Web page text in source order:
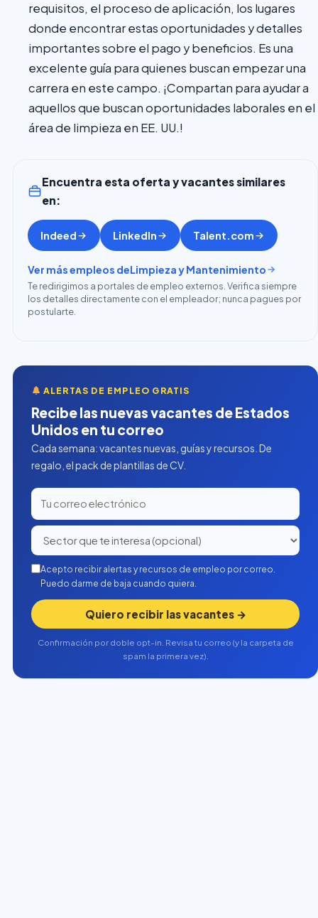
requisitos, el proceso de aplicación, los lugares
donde encontrar estas oportunidades y detalles
importantes sobre el pago y beneficios. Es una
excelente guía para quienes buscan empezar una
carrera en este campo. ¡Compartan para ayudar a
aquellos que buscan oportunidades laborales en el
área de limpieza en EE. UU.!
Encuentra esta oferta y vacantes similares
en:
Indeed LinkedIn Talent.com
Ver más empleos deLimpieza y Mantenimiento
Te redirigimos a portales de empleo externos. Verifica siempre
los detalles directamente con el empleador; nunca pagues por
postularte.
ALERTAS DE EMPLEO GRATIS
Recibe las nuevas vacantes de Estados
Unidos en tu correo
Cada semana: vacantes nuevas, guías y recursos. De
regalo, el pack de plantillas de CV.
Acepto recibir alertas y recursos de empleo por correo.
Puedo darme de baja cuando quiera.
Quiero recibir las vacantes →
Confirmación por doble opt-in. Revisa tu correo (y la carpeta de
spam la primera vez).